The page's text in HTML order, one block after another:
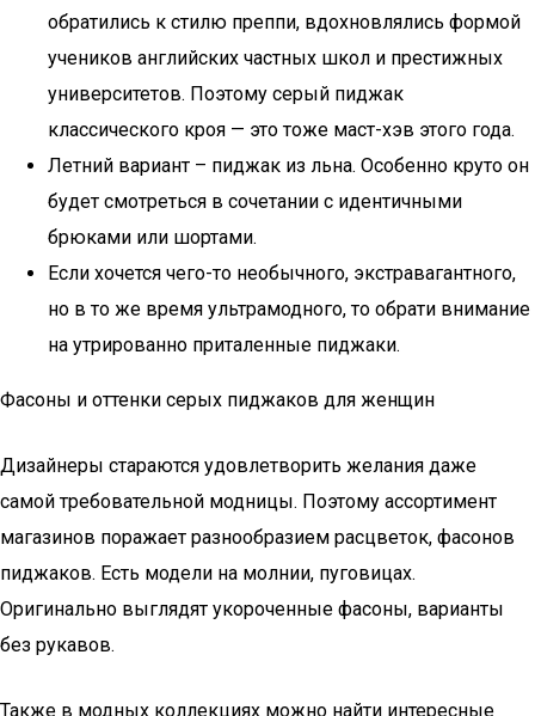
обратились к стилю преппи, вдохновлялись формой
учеников английских частных школ и престижных
университетов. Поэтому серый пиджак
классического кроя — это тоже маст-хэв этого года.
Летний вариант – пиджак из льна. Особенно круто он
будет смотреться в сочетании с идентичными
брюками или шортами.
Если хочется чего-то необычного, экстравагантного,
но в то же время ультрамодного, то обрати внимание
на утрированно приталенные пиджаки.
Фасоны и оттенки серых пиджаков для женщин
Дизайнеры стараются удовлетворить желания даже
самой требовательной модницы. Поэтому ассортимент
магазинов поражает разнообразием расцветок, фасонов
пиджаков. Есть модели на молнии, пуговицах.
Оригинально выглядят укороченные фасоны, варианты
без рукавов.
Также в модных коллекциях можно найти интересные